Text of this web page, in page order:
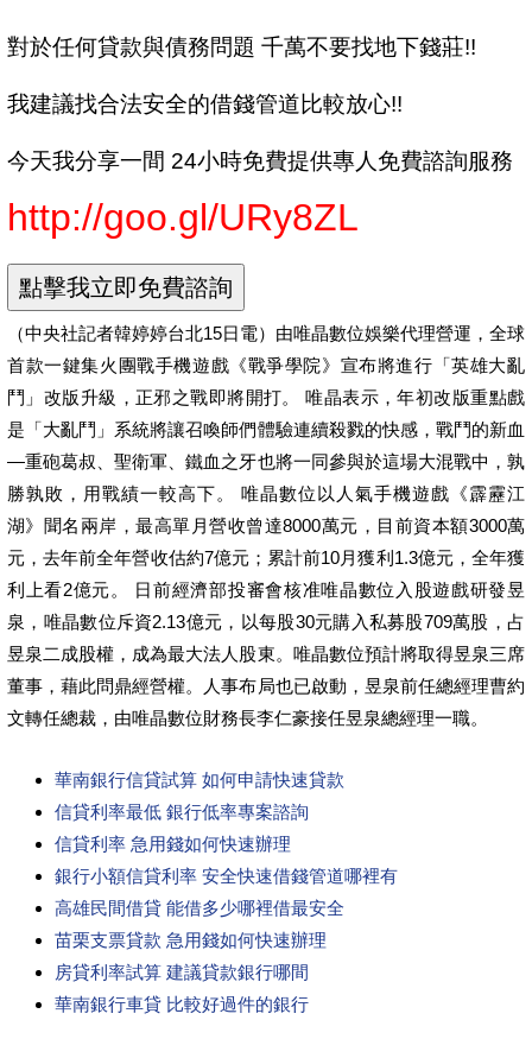
對於任何貸款與債務問題 千萬不要找地下錢莊!!
我建議找合法安全的借錢管道比較放心!!
今天我分享一間 24小時免費提供專人免費諮詢服務
http://goo.gl/URy8ZL
（中央社記者韓婷婷台北15日電）由唯晶數位娛樂代理營運，全球
首款一鍵集火團戰手機遊戲《戰爭學院》宣布將進行「英雄大亂
鬥」改版升級，正邪之戰即將開打。 唯晶表示，年初改版重點戲
是「大亂鬥」系統將讓召喚師們體驗連續殺戮的快感，戰鬥的新血
—重砲葛叔、聖衛軍、鐵血之牙也將一同參與於這場大混戰中，孰
勝孰敗，用戰績一較高下。 唯晶數位以人氣手機遊戲《霹靂江
湖》聞名兩岸，最高單月營收曾達8000萬元，目前資本額3000萬
元，去年前全年營收估約7億元；累計前10月獲利1.3億元，全年獲
利上看2億元。 日前經濟部投審會核准唯晶數位入股遊戲研發昱
泉，唯晶數位斥資2.13億元，以每股30元購入私募股709萬股，占
昱泉二成股權，成為最大法人股東。唯晶數位預計將取得昱泉三席
董事，藉此問鼎經營權。人事布局也已啟動，昱泉前任總經理曹約
文轉任總裁，由唯晶數位財務長李仁豪接任昱泉總經理一職。
華南銀行信貸試算 如何申請快速貸款
信貸利率最低 銀行低率專案諮詢
信貸利率 急用錢如何快速辦理
銀行小額信貸利率 安全快速借錢管道哪裡有
高雄民間借貸 能借多少哪裡借最安全
苗栗支票貸款 急用錢如何快速辦理
房貸利率試算 建議貸款銀行哪間
華南銀行車貸 比較好過件的銀行